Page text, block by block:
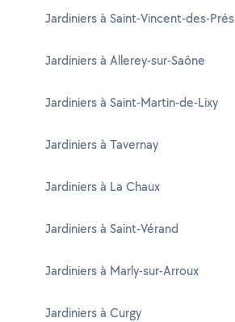
Jardiniers à Saint-Vincent-des-Prés
Jardiniers à Allerey-sur-Saône
Jardiniers à Saint-Martin-de-Lixy
Jardiniers à Tavernay
Jardiniers à La Chaux
Jardiniers à Saint-Vérand
Jardiniers à Marly-sur-Arroux
Jardiniers à Curgy